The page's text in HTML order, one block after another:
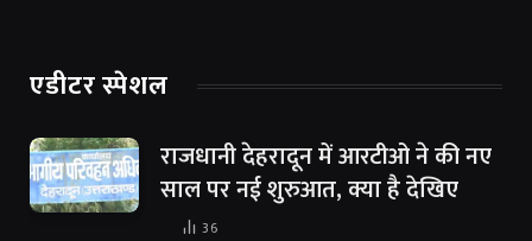
एडीटर स्पेशल
राजधानी देहरादून में आरटीओ ने की नए
साल पर नई शुरुआत, क्या है देखिए
36